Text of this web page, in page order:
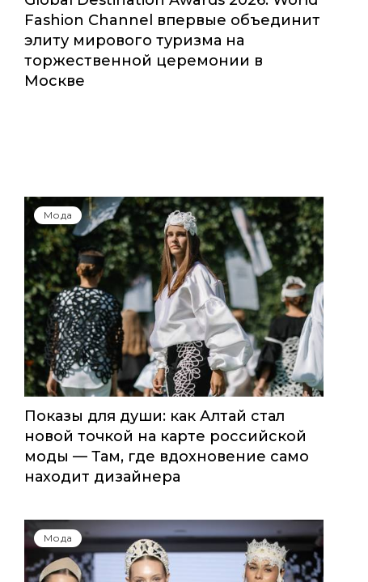
Fashion Channel впервые объединит
элиту мирового туризма на
торжественной церемонии в
Москве
Мода
Показы для души: как Алтай стал
новой точкой на карте российской
моды — Там, где вдохновение само
находит дизайнера
Мода